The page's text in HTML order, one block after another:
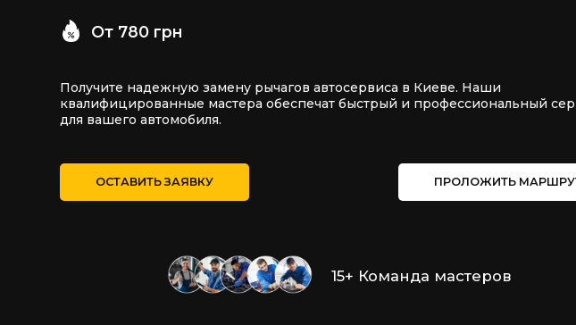
От 780 грн
Получите надежную замену рычагов автосервиса в Киеве. Наши
квалифицированные мастера обеспечат быстрый и профессиональный
для вашего автомобиля.
ОСТАВИТЬ ЗАЯВКУ ПРОЛОЖИТЬ
15+ Команда мастеров